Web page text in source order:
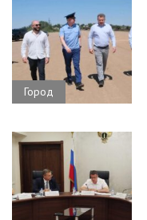
Город